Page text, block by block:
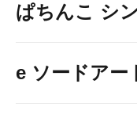
ぱちんこ シ
e ソードアー